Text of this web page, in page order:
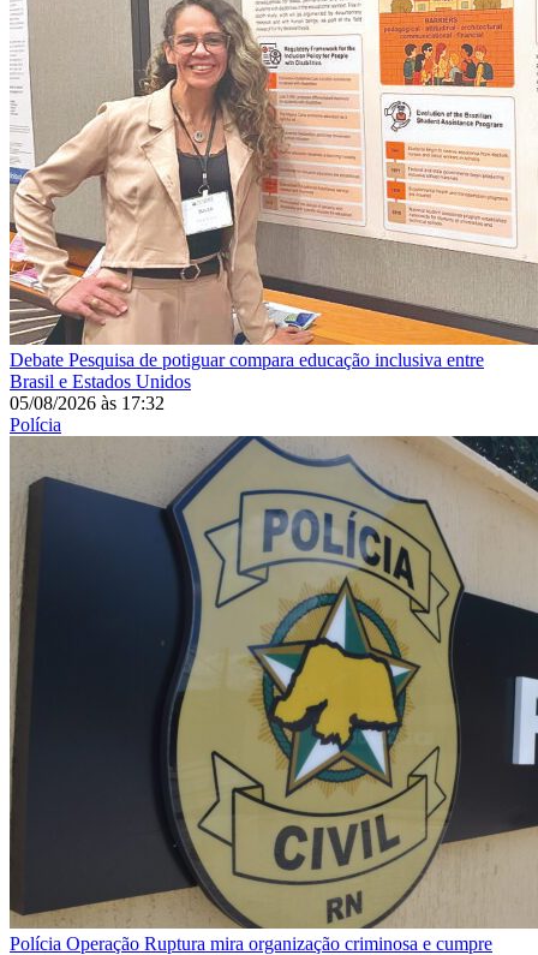
Debate Pesquisa de potiguar compara educação inclusiva entre
Brasil e Estados Unidos
05/08/2026 às 17:32
Polícia
Polícia Operação Ruptura mira organização criminosa e cumpre